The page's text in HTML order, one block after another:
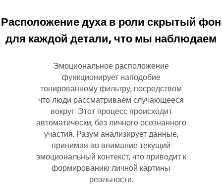
Расположение духа в роли скрытый фон
для каждой детали, что мы наблюдаем
Эмоциональное расположение
функционирует наподобие
тонированному фильтру, посредством
что люди рассматриваем случающееся
вокруг. Этот процесс происходит
автоматически, без личного осознанного
участия. Разум анализирует данные,
принимая во внимание текущий
эмоциональный контекст, что приводит к
формированию личной картины
реальности.